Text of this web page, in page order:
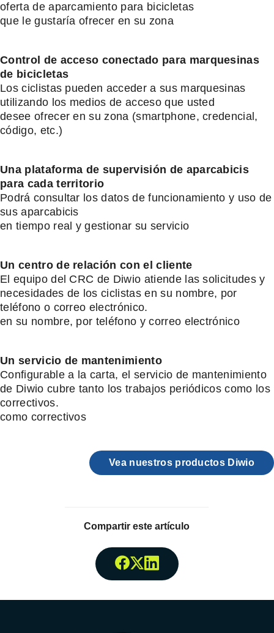
oferta de aparcamiento para bicicletas
que le gustaría ofrecer en su zona
Control de acceso conectado para marquesinas
de bicicletas
Los ciclistas pueden acceder a sus marquesinas
utilizando los medios de acceso que usted
desee ofrecer en su zona (smartphone, credencial,
código, etc.)
Una plataforma de supervisión de aparcabicis
para cada territorio
Podrá consultar los datos de funcionamiento y uso de
sus aparcabicis
en tiempo real y gestionar su servicio
Un centro de relación con el cliente
El equipo del CRC de Diwio atiende las solicitudes y
necesidades de los ciclistas en su nombre, por
teléfono o correo electrónico.
en su nombre, por teléfono y correo electrónico
Un servicio de mantenimiento
Configurable a la carta, el servicio de mantenimiento
de Diwio cubre tanto los trabajos periódicos como los
correctivos.
como correctivos
Vea nuestros productos Diwio
Compartir este artículo
Compartir enFacebook
Compartir enTwitter
Compartir